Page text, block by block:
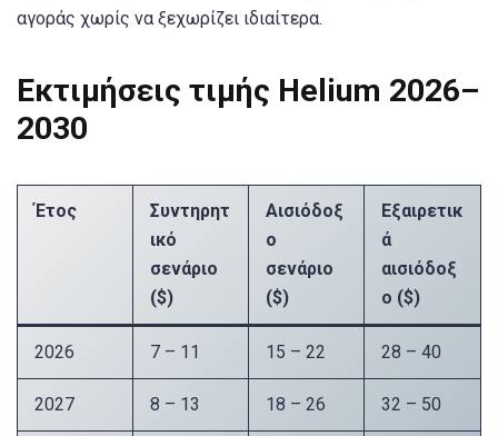
αγοράς χωρίς να ξεχωρίζει ιδιαίτερα.
Εκτιμήσεις τιμής Helium 2026–
2030
Έτος
Συντηρητ
ικό
σενάριο
($)
Αισιόδοξ
ο
σενάριο
($)
Εξαιρετικ
ά
αισιόδοξ
ο ($)
2026 7 – 11 15 – 22 28 – 40
2027 8 – 13 18 – 26 32 – 50